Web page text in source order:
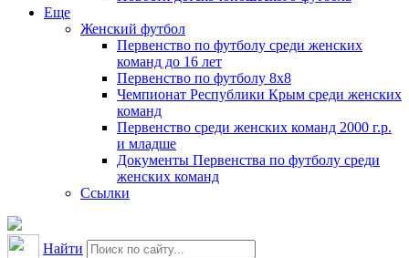
Еще
Женский футбол
Первенство по футболу среди женских
команд до 16 лет
Первенство по футболу 8х8
Чемпионат Республики Крым среди женских
команд
Первенство среди женских команд 2000 г.р.
и младше
Документы Первенства по футболу среди
женских команд
Ссылки
Найти